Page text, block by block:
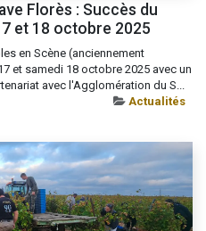
Florès : Succès du
et 18 octobre 2025
en Scène (anciennement
et samedi 18 octobre 2025 avec un
avec l'Agglomération du S...
Actualités